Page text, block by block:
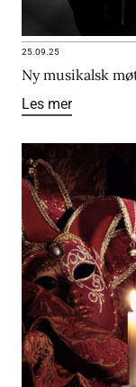
25.09.25
Ny musikalsk
Les mer